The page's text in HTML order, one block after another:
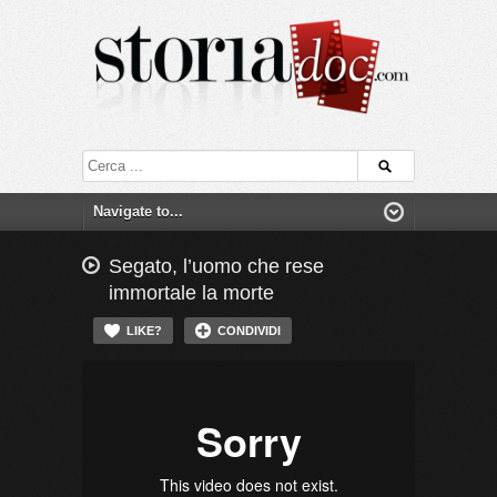
Segato, l’uomo che rese
immortale la morte
LIKE? CONDIVIDI